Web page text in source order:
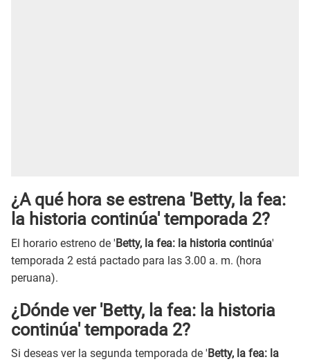
¿A qué hora se estrena 'Betty, la fea:
la historia continúa' temporada 2?
El horario estreno de 'Betty, la fea: la historia continúa'
temporada 2 está pactado para las 3.00 a. m. (hora
peruana).
¿Dónde ver 'Betty, la fea: la historia
continúa' temporada 2?
Si deseas ver la segunda temporada de 'Betty, la fea: la